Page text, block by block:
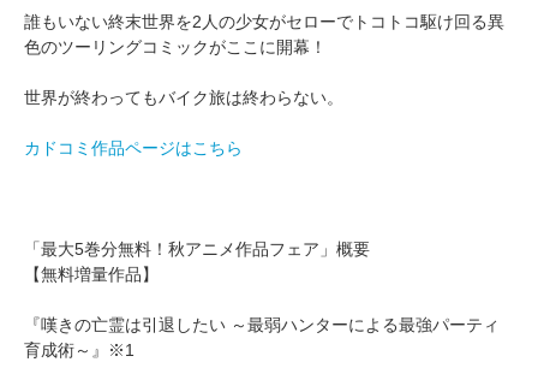
誰もいない終末世界を2人の少女がセローでトコトコ駆け回る異
色のツーリングコミックがここに開幕！
世界が終わってもバイク旅は終わらない。
カドコミ作品ページはこちら
「最大5巻分無料！秋アニメ作品フェア」概要
【無料増量作品】
『嘆きの亡霊は引退したい ～最弱ハンターによる最強パーティ
育成術～』※1